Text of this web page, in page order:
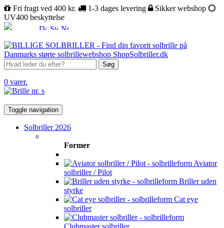
Fri fragt ved 400 kr. 1-3 dages levering
Sikker webshop
UV400 beskyttelse
Søg
0 varer.
Toggle navigation
Solbriller 2026
Former
Aviator
solbriller / Pilot
Briller uden
styrke
Cat eye
solbriller
Clubmaster solbriller